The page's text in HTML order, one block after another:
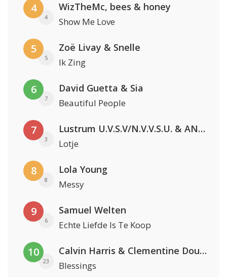
4
4
WizTheMc, bees & honey
Show Me Love
5
5
Zoë Livay & Snelle
Ik Zing
6
7
David Guetta & Sia
Beautiful People
7
3
Lustrum U.V.S.V/N.V.V.S.U. & ANNO ONS & Jopke van Dobbenburgh & Roeland Beelen
Lotje
8
8
Lola Young
Messy
9
6
Samuel Welten
Echte Liefde Is Te Koop
10
23
Calvin Harris & Clementine Douglas
Blessings